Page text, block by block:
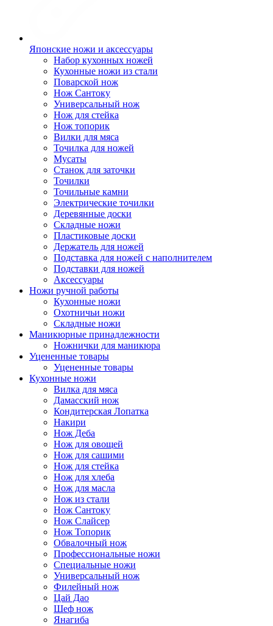
Японские ножи и аксессуары
Набор кухонных ножей
Кухонные ножи из стали
Поварской нож
Нож Сантоку
Универсальный нож
Нож для стейка
Нож топорик
Вилки для мяса
Точилка для ножей
Мусаты
Станок для заточки
Точилки
Точильные камни
Электрические точилки
Деревянные доски
Складные ножи
Пластиковые доски
Держатель для ножей
Подставка для ножей с наполнителем
Подставки для ножей
Аксессуары
Ножи ручной работы
Кухонные ножи
Охотничьи ножи
Складные ножи
Маникюрные принадлежности
Ножнички для маникюра
Уцененные товары
Уцененные товары
Кухонные ножи
Вилка для мяса
Дамасский нож
Кондитерская Лопатка
Накири
Нож Деба
Нож для овощей
Нож для сашими
Нож для стейка
Нож для хлеба
Нож для масла
Нож из стали
Нож Сантоку
Нож Слайсер
Нож Топорик
Обвалочный нож
Профессиональные ножи
Специальные ножи
Универсальный нож
Филейный нож
Цай Дао
Шеф нож
Янагиба